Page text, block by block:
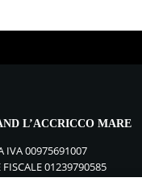
L’ACCRICCO MARE
IVA 00975691007
FISCALE 01239790585